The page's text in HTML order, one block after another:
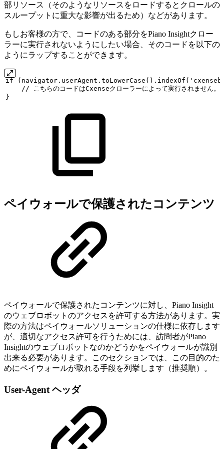
部リソース（そのようなリソースをロードするとクロールの
スループットに重大な影響が出るため）などがあります。
もしお客様の方で、コードのある部分をPiano Insightクロー
ラーに実行されないようにしたい場合、そのコードを以下の
ようにラップすることができます。
if
//
こちらのコードはCxenseクローラーによって実行されません。
}
ペイウォールで保護されたコンテンツ
ペイウォールで保護されたコンテンツに対し、Piano Insight
のウェブロボットのアクセスを許可する方法があります。実
際の方法はペイウォールソリューションの仕様に依存します
が、適切なアクセス許可を行うためには、訪問者がPiano
Insightのウェブロボットなのかどうかをペイウォールが識別
出来る必要があります。このセクションでは、この目的のた
めにペイウォールが取れる手段を列挙します（推奨順）。
User-Agent ヘッダ